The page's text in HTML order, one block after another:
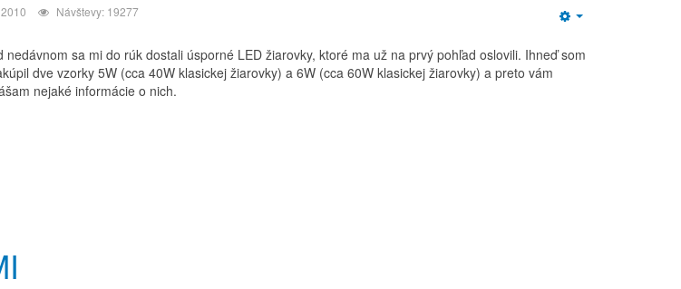
Návštevy: 19277
nedávnom sa mi do rúk dostali úsporné LED žiarovky, ktoré ma už na prvý pohľad oslovili. Ihneď som
dve vzorky 5W (cca 40W klasickej žiarovky) a 6W (cca 60W klasickej žiarovky) a preto vám
nejaké informácie o nich.